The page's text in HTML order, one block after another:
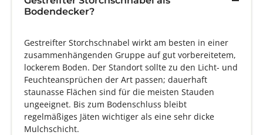
Bodendecker?
Gestreifter Storchschnabel wirkt am besten in einer
zusammenhängenden Gruppe auf gut vorbereitetem,
lockerem Boden. Der Standort sollte zu den Licht- und
Feuchteansprüchen der Art passen; dauerhaft
staunasse Flächen sind für die meisten Stauden
ungeeignet. Bis zum Bodenschluss bleibt
regelmäßiges Jäten wichtiger als eine sehr dicke
Mulchschicht.